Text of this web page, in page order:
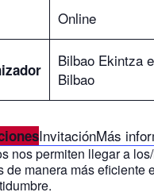
Online
Bilbao Ekintza
Bilbao
InvitaciónMás
nos permiten llegar a
de manera más eficiente